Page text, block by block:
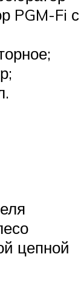
PGM-Fi с
цепной